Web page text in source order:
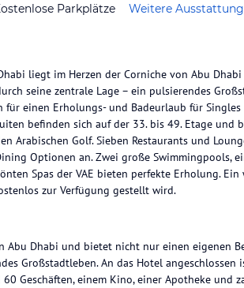
Parkplätze Weitere Ausstattung
liegt im Herzen der Corniche von Abu
seine zentrale Lage – ein pulsierendes
einen Erholungs- und Badeurlaub für
befinden sich auf der 33. bis 49. Etage und
Arabischen Golf. Sieben Restaurants und
Optionen an. Zwei große Swimmingpools,
Spas der VAE bieten perfekte Erholung.
zur Verfügung gestellt wird.
Abu Dhabi und bietet nicht nur einen eigenen
Großstadtleben. An das Hotel angeschlossen
Geschäften, einem Kino, einer Apotheke und